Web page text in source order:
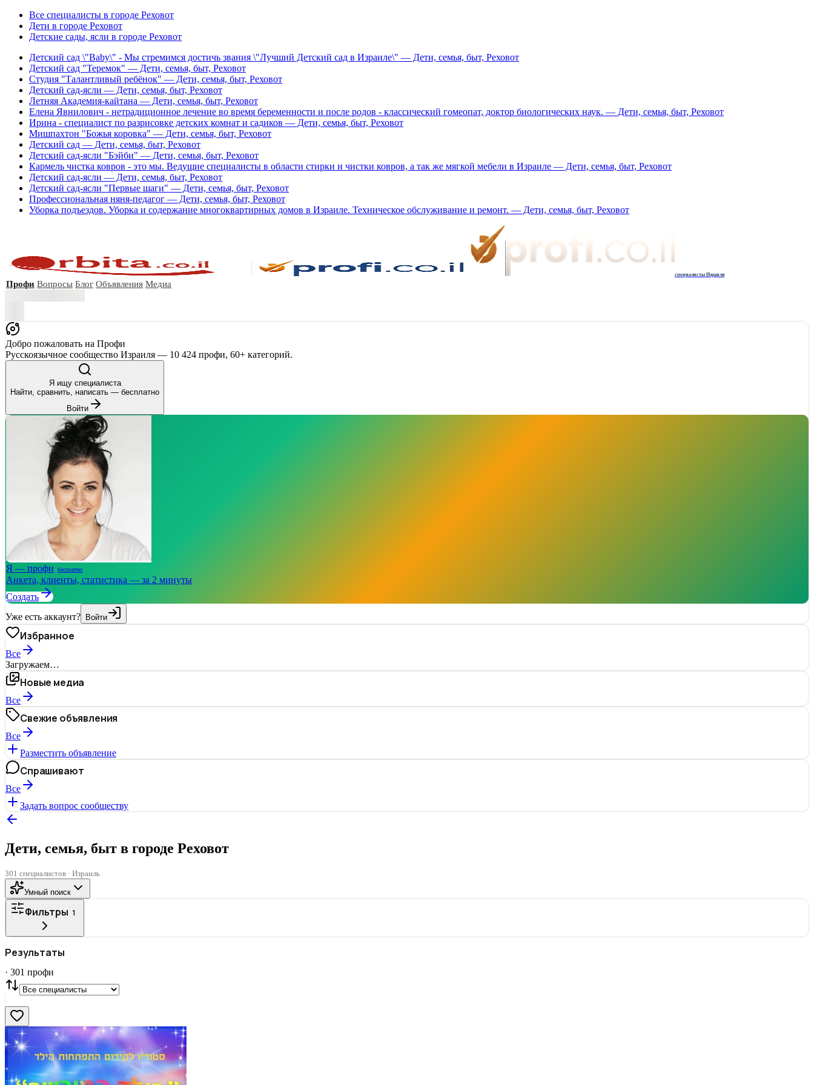
Все специалисты в городе Реховот
Дети в городе Реховот
Детские сады, ясли в городе Реховот
Детский сад \"Baby\" - Мы стремимся достичь звания \"Лучший Детский сад в Израиле\" — Дети, семья, быт, Реховот
Детский сад "Теремок" — Дети, семья, быт, Реховот
Студия "Талантливый ребёнок" — Дети, семья, быт, Реховот
Детский сад-ясли — Дети, семья, быт, Реховот
Летняя Академия-кайтана — Дети, семья, быт, Реховот
Елена Явнилович - нетрадиционное лечение во время беременности и после родов - классический гомеопат, доктор биологических наук. — Дети, семья, быт, Реховот
Ирина - специалист по разрисовке детских комнат и садиков — Дети, семья, быт, Реховот
Мишпахтон "Божья коровка" — Дети, семья, быт, Реховот
Детский сад — Дети, семья, быт, Реховот
Детский сад-ясли "Бэйби" — Дети, семья, быт, Реховот
Кармель чистка ковров - это мы. Ведущие специалисты в области стирки и чистки ковров, а так же мягкой мебели в Израиле — Дети, семья, быт, Реховот
Детский сад-ясли — Дети, семья, быт, Реховот
Детский сад-ясли "Первые шаги" — Дети, семья, быт, Реховот
Профессиональная няня-педагог — Дети, семья, быт, Реховот
Уборка подъездов. Уборка и содержание многоквартирных домов в Израиле. Техническое обслуживание и ремонт. — Дети, семья, быт, Реховот
специалисты Израиля
Профи Вопросы Блог Объявления Медиа
Добро пожаловать на Профи
Русскоязычное сообщество Израиля — 10 424 профи, 60+ категорий.
Я ищу специалиста
Найти, сравнить, написать — бесплатно
Войти
Я — профи бесплатно
Анкета, клиенты, статистика — за 2 минуты
Создать
Уже есть аккаунт? Войти
Избранное
Все
Загружаем…
Новые медиа
Все
Свежие объявления
Все
Разместить объявление
Спрашивают
Все
Задать вопрос сообществу
Дети, семья, быт в городе Реховот
301 специалистов · Израиль
Умный поиск
Фильтры 1
СТАТУС
Нашли 301
Сбросить
Результаты
· 301 профи